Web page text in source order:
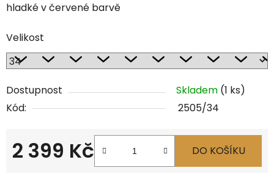
hladké v červené barvě
Velikost
Dostupnost Skladem (1 ks)
Kód:
2505/34
2 399 Kč DO KOŠÍKU